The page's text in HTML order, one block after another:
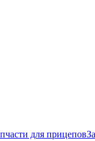
для прицепов